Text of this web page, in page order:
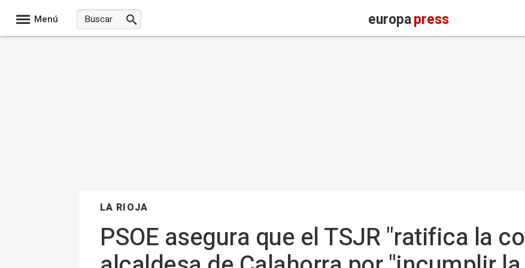
Menú europapress
LA RIOJA
PSOE asegura que el TSJR "ratifica la